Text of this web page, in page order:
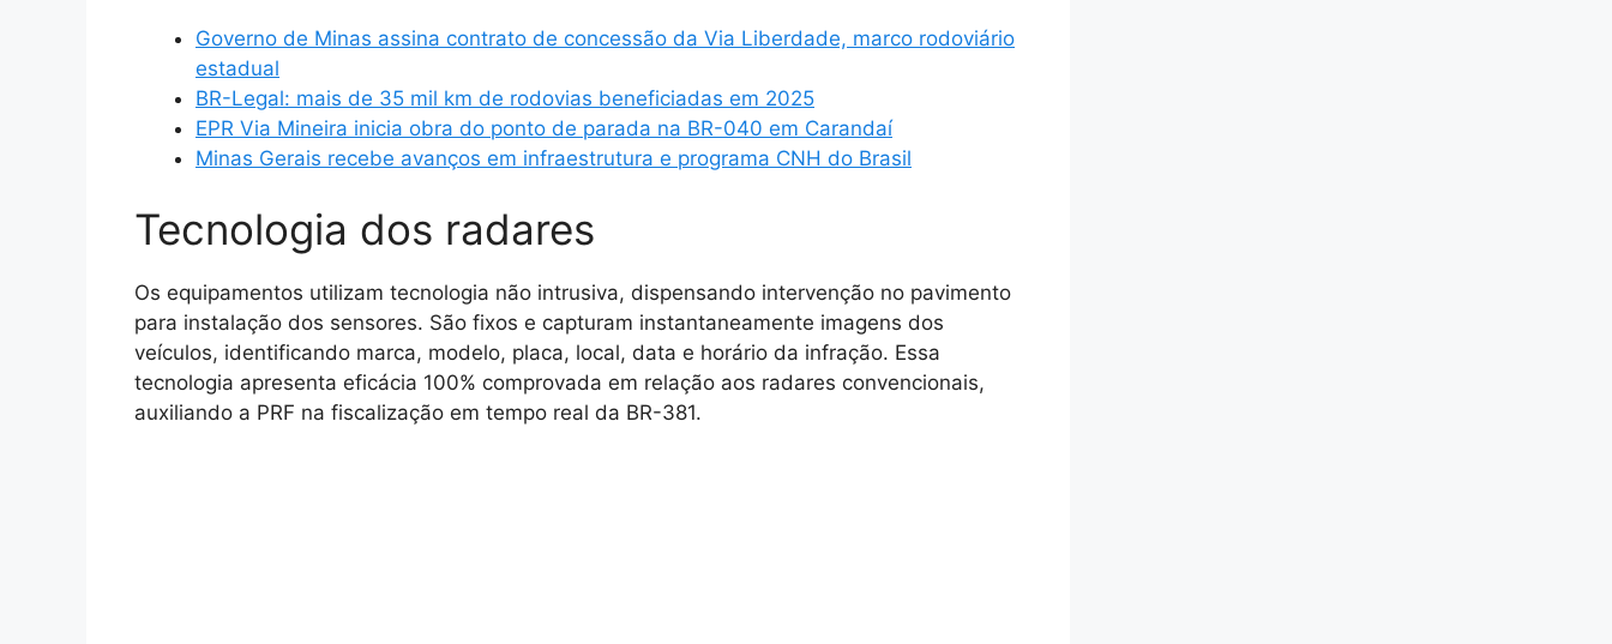
Governo de Minas assina contrato de concessão da Via Liberdade, marco rodoviário
estadual
BR-Legal: mais de 35 mil km de rodovias beneficiadas em 2025
EPR Via Mineira inicia obra do ponto de parada na BR-040 em Carandaí
Minas Gerais recebe avanços em infraestrutura e programa CNH do Brasil
Tecnologia dos radares
Os equipamentos utilizam tecnologia não intrusiva, dispensando intervenção no pavimento
para instalação dos sensores. São fixos e capturam instantaneamente imagens dos
veículos, identificando marca, modelo, placa, local, data e horário da infração. Essa
tecnologia apresenta eficácia 100% comprovada em relação aos radares convencionais,
auxiliando a PRF na fiscalização em tempo real da BR-381.